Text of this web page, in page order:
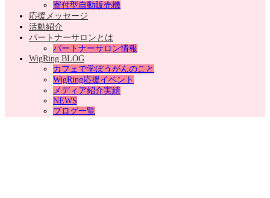
寄付型自動販売機
応援メッセージ
活動紹介
パートナーサロンとは
パートナーサロン情報
WigRing BLOG
カフェで学ぼうがんのこと
WigRing応援イベント
メディア紹介実績
NEWS
ブログ一覧